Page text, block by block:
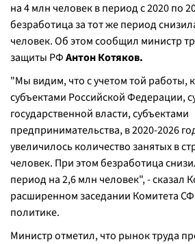
на 4 млн человек в период с 2020 по
безработица за тот же период
человек. Об этом сообщил министр
защиты РФАнтон Котяков.
"Мы видим, что с учетом той работы,
субъектами Российской Федерации,
государственной власти, субъектами
предпринимательства, в 2020-2026
увеличилось количество занятых в
человек. При этом безработица
период на 2,6 млн человек", - сказал
расширенном заседании Комитета
политике.
Министр отметил, что рынок труда